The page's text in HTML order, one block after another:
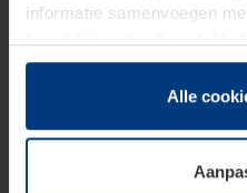
informatie samenvoegen
hun diensten hebben
Juridisch hebben wij het
van deze pagina's absoluut
soorten cookies is uw
Alle